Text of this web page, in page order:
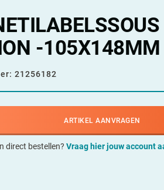
-105X148MM
21256182
ARTIKEL AANVRAGEN
direct bestellen? Vraag hier jouw account